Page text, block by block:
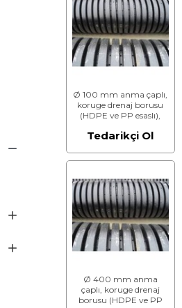
Ø 100 mm anma çaplı,
koruge drenaj borusu
(HDPE ve PP esaslı),
Tedarikçi Ol
Ø 400 mm anma
çaplı, koruge drenaj
borusu (HDPE ve PP